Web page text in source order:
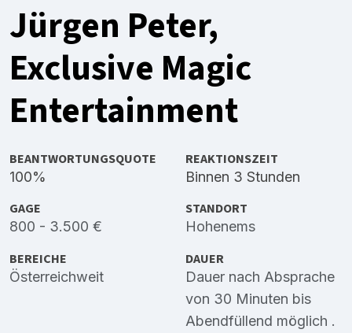
Jürgen Peter,
Exclusive Magic
Entertainment
BEANTWORTUNGSQUOTE
100%
REAKTIONSZEIT
Binnen 3 Stunden
GAGE
800 - 3.500 €
STANDORT
Hohenems
BEREICHE
Österreichweit
DAUER
Dauer nach Absprache
von 30 Minuten bis
Abendfüllend möglich .